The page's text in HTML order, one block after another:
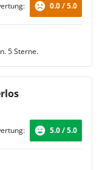
0.0 / 5.0
5 Sterne.
5.0 / 5.0